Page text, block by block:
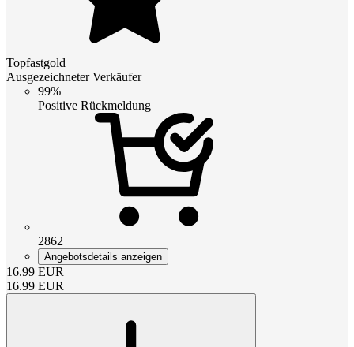
Topfastgold
Ausgezeichneter Verkäufer
99%
Positive Rückmeldung
2862
Angebotsdetails anzeigen
16.99 EUR
16.99 EUR